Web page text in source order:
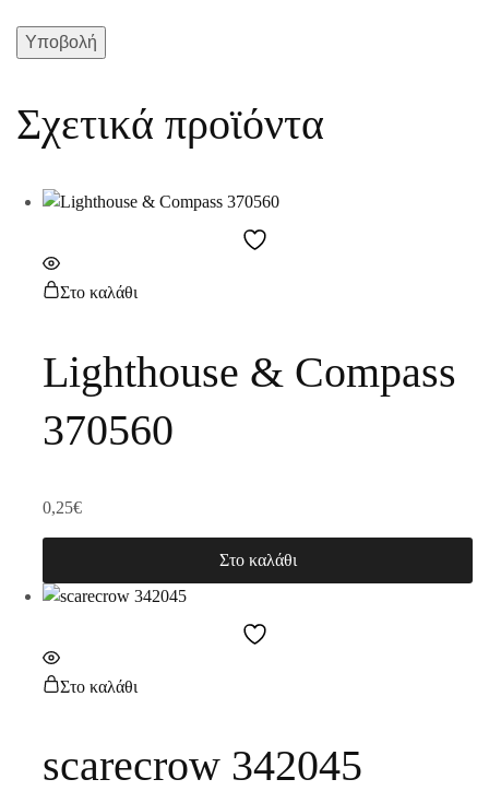
Σχετικά προϊόντα
Στο καλάθι
Lighthouse & Compass
370560
0,25€
Στο καλάθι
Στο καλάθι
scarecrow 342045